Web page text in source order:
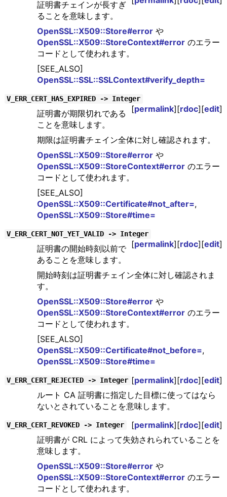
証明書チェインが長すぎ
ることを意味します。
OpenSSL::X509::Store#errorや
OpenSSL::X509::StoreContext#errorのエラー
コードとして使われます。
[SEE_ALSO]
OpenSSL::SSL::SSLContext#verify_depth=
V_ERR_CERT_HAS_EXPIRED -> Integer
[permalink][rdoc][edit]
証明書が期限切れである
ことを意味します。
期限は証明書チェイン全体に対し確認されます。
OpenSSL::X509::Store#errorや
OpenSSL::X509::StoreContext#errorのエラー
コードとして使われます。
[SEE_ALSO]
OpenSSL::X509::Certificate#not_after=,
OpenSSL::X509::Store#time=
V_ERR_CERT_NOT_YET_VALID -> Integer
[permalink][rdoc][edit]
証明書の開始時刻以前で
あることを意味します。
開始時刻は証明書チェイン全体に対し確認されま
す。
OpenSSL::X509::Store#errorや
OpenSSL::X509::StoreContext#errorのエラー
コードとして使われます。
[SEE_ALSO]
OpenSSL::X509::Certificate#not_before=,
OpenSSL::X509::Store#time=
V_ERR_CERT_REJECTED -> Integer [permalink][rdoc][edit]
ルート CA 証明書に指定した目標に使ってはなら
ないとされていることを意味します。
V_ERR_CERT_REVOKED -> Integer [permalink][rdoc][edit]
証明書が CRL によって失効されられていることを
意味します。
OpenSSL::X509::Store#errorや
OpenSSL::X509::StoreContext#errorのエラー
コードとして使われます。